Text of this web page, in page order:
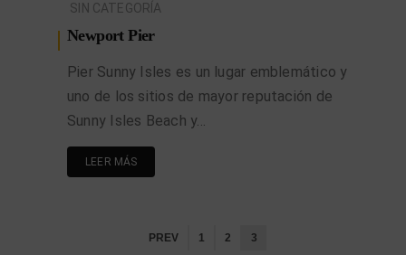
SIN CATEGORÍA
Newport Pier
Pier Sunny Isles es un lugar emblemático y
uno de los sitios de mayor reputación de
Sunny Isles Beach y…
LEER MÁS
PREV 1 2 3